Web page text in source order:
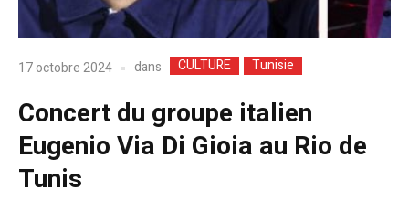
17 octobre 2024 dans CULTURE Tunisie
Concert du groupe italien
Eugenio Via Di Gioia au Rio de
Tunis